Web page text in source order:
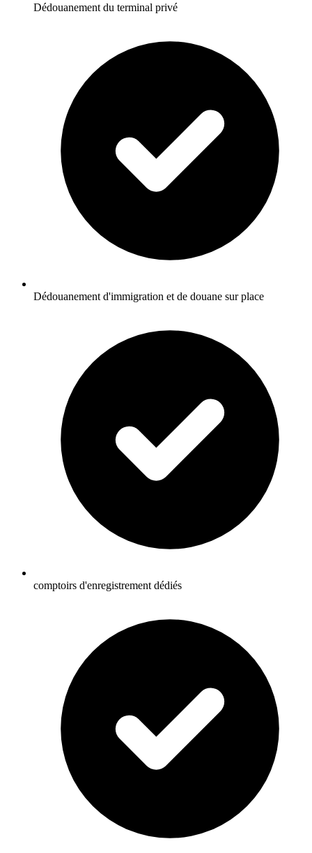
Dédouanement du terminal privé
Dédouanement d'immigration et de douane sur place
comptoirs d'enregistrement dédiés